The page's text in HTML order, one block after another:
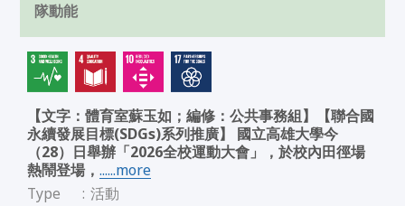
隊動能
【文字：體育室蘇玉如；編修：公共事務組】【聯合國
永續發展目標(SDGs)系列推廣】 國立高雄大學今
（28）日舉辦「2026全校運動大會」，於校內田徑場
熱鬧登場，......more
Type
: 活動